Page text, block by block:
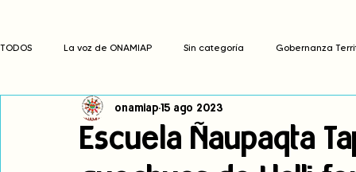
TODOS La voz de ONAMIAP Sin categoría Gobernanza
Cambio climático Navegador indígena
Escuela Ñaupaqta
onamiap 15 ago 2023